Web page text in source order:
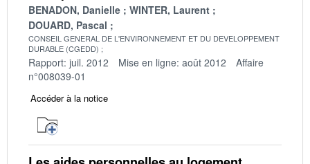
BENADON, Danielle
WINTER, Laurent
DOUARD, Pascal
CONSEIL GENERAL DE L'ENVIRONNEMENT ET DU DEVELOPPEMENT
DURABLE (CGEDD)
Rapport: juil. 2012 Mise en ligne: août 2012
Affaire
n°008039-01
Accéder à la notice